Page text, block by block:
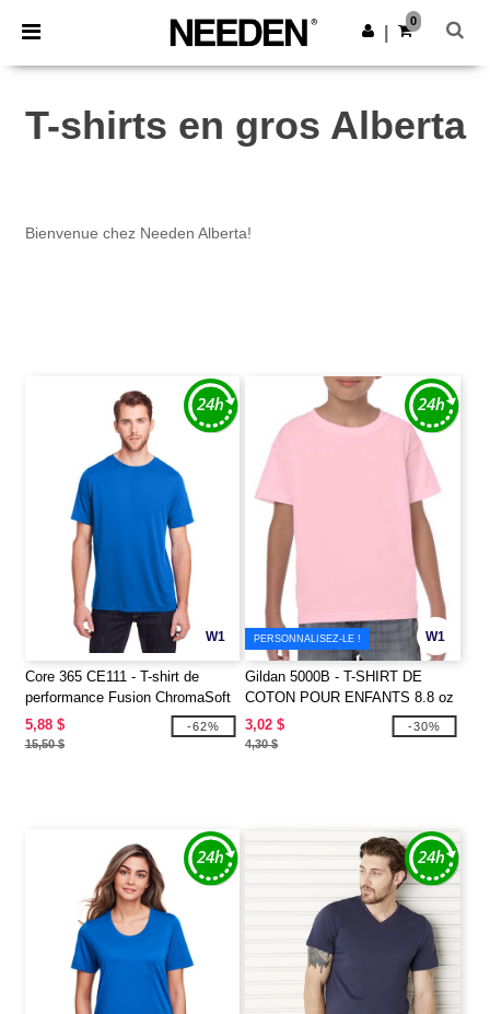
× Appli Needen
Meilleurs prix sur l’app !
Obtenir l'appli
0
T-shirts en gros Alberta
Bienvenue chez Needen Alberta!
W1
Core 365 CE111 - T-shirt de
performance Fusion ChromaSoft
pour adultes
5,88 $
15,50 $
-62%
W1
PERSONNALISEZ-LE !
Gildan 5000B - T-SHIRT DE
COTON POUR ENFANTS 8.8 oz
3,02 $
4,30 $
-30%